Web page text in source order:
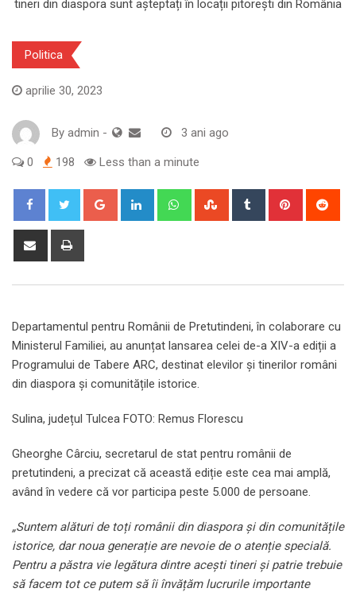
Politica
aprilie 30, 2023
By admin - 3 ani ago
0 198 Less than a minute
Google+ LinkedIn WhatsappStumbleUpon
Tumblr Pinterest
Share
Departamentul pentru Românii de Pretutindeni, în colaborare cu
Ministerul Familiei, au anunțat lansarea celei de-a XIV-a ediții a
Programului de Tabere ARC, destinat elevilor și tinerilor români
din diaspora și comunitățile istorice.
Sulina, județul Tulcea FOTO: Remus Florescu
Gheorghe Cârciu, secretarul de stat pentru românii de
pretutindeni, a precizat că această ediție este cea mai amplă,
având în vedere că vor participa peste 5.000 de persoane.
„Suntem alături de toți românii din diaspora și din comunitățile
istorice, dar noua generație are nevoie de o atenție specială.
Pentru a păstra vie legătura dintre acești tineri și patrie trebuie
să facem tot ce putem să îi învățăm lucrurile importante